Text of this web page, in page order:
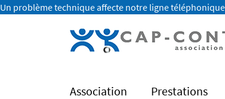
Un problème technique affecte notre ligne
Association Prestations